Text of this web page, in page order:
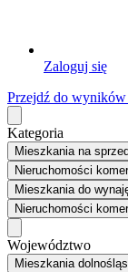
Zaloguj się
Przejdź do
Kategoria
Mieszkaniana
Nieruchomości
Mieszkaniado
Nieruchomości
Województwo
Mieszkania